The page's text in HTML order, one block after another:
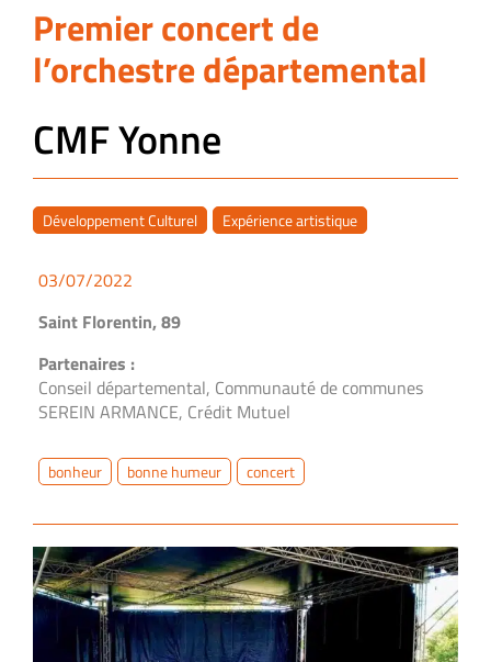
Premier concert de
l’orchestre départemental
CMF Yonne
Développement Culturel Expérience artistique
03/07/2022
Saint Florentin, 89
Partenaires :
Conseil départemental, Communauté de communes
SEREIN ARMANCE, Crédit Mutuel
bonheur bonne humeur concert